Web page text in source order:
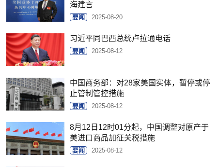
海建言
要闻 2025-08-20
习近平同巴西总统卢拉通电话
要闻 2025-08-12
中国商务部：对28家美国实体，暂停或停
止管制管控措施
要闻 2025-08-12
8月12日12时01分起，中国调整对原产于
美进口商品加征关税措施
要闻 2025-08-12